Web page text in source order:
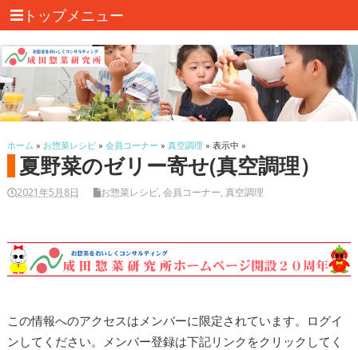
トップメニュー
ホーム » お惣菜レシピ» 会員コーナー » 真空調理 » 表示中 »
夏野菜のゼリー寄せ(真空調理）
2021年5月8日 お惣菜レシピ, 会員コーナー, 真空調理
この情報へのアクセスはメンバーに限定されています。ログイ
ンしてください。メンバー登録は下記リンクをクリックしてく